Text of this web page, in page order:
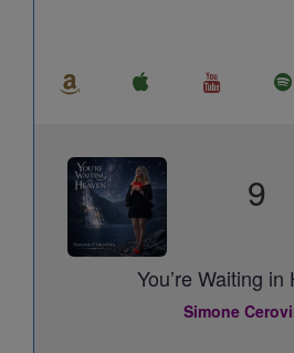
9
You’re Waiting in
Simone